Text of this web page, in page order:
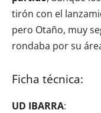
tirón con el
pero Otaño, muy
rondaba por su
Ficha técnica:
UD IBARRA: